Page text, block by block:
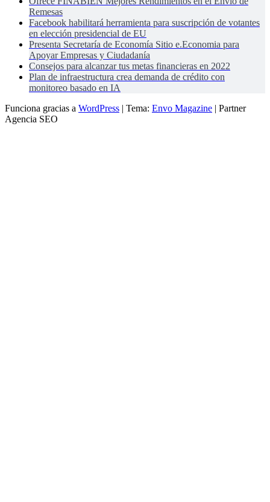
Remesas
Facebook habilitará herramienta para suscripción de votantes
en elección presidencial de EU
Presenta Secretaría de Economía Sitio e.Economia para
Apoyar Empresas y Ciudadanía
Consejos para alcanzar tus metas financieras en 2022
Plan de infraestructura crea demanda de crédito con
monitoreo basado en IA
Funciona gracias a WordPress | Tema: Envo Magazine | Partner
Agencia SEO